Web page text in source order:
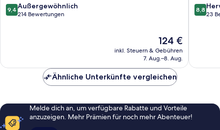
9.4
von
9,4 Außergewöhnlich
214 Bewertungen
Der
Preis
beträgt
124 €
inkl. Steuern & Gebühren
7. Aug.–8. Aug.
8.8
von
8,8
23
Ähnliche Unterkünfte vergleichen
Melde dich an, um verfügbare Rabatte und Vorteile
anzuzeigen. Mehr Prämien für noch mehr Abenteuer!